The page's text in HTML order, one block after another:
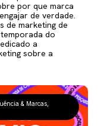
por que marca
de verdade.
de marketing de
do
a
sobre a
& Marcas